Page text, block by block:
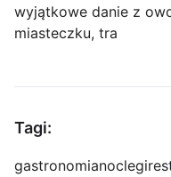
wyjątkowe danie z
miasteczku, tra
Tagi:
gastronomianoclegi